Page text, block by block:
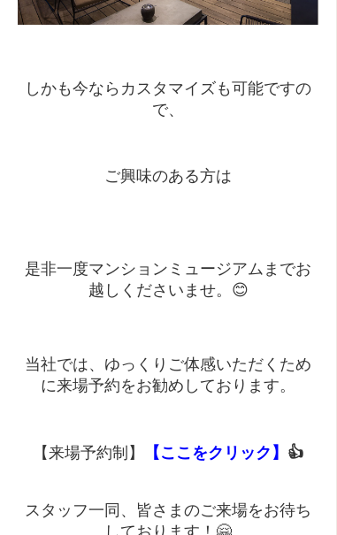
しかも今ならカスタマイズも可能ですの
で、
ご興味のある方は
是非一度マンションミュージアムまでお
越しくださいませ。😊
当社では、ゆっくりご体感いただくため
に来場予約をお勧めしております。
【来場予約制】 【ここをクリック】 👍
スタッフ一同、皆さまのご来場をお待ち